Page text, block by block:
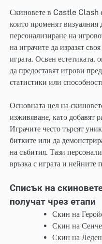
Скиновете в Castle Clash
които променят визуалния
персонализиране на
на играчите да изразят
играта. Освен естетиката,
да предоставят игрови
статистики или
Основната цел на
изживяване, като добавят
Играчите често търсят
битките или да
на събития. Тази
връзка с играта и нейните
Списък на
получат чрез етапи
Скин на
Скин на
Скин на